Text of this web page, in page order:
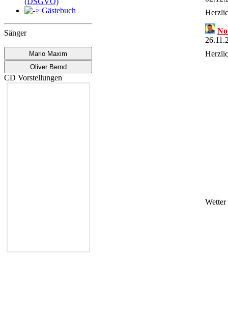
Gästebuch
Sänger
Mario Maxim
Oliver Bernd
CD Vorstellungen
Wetter